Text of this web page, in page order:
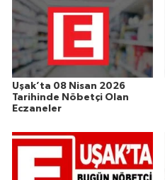
Uşak’ta 08 Nisan 2026
Tarihinde Nöbetçi Olan
Eczaneler